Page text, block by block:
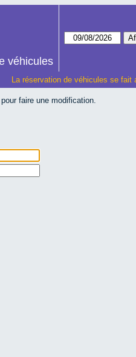
véhicules
La réservation de véhicules se
faire une modification.